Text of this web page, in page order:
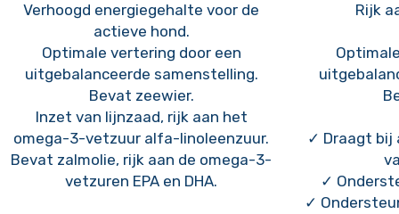
Verhoogd energiegehalte voor de
actieve hond.
Optimale vertering door een
uitgebalanceerde samenstelling.
Bevat zeewier.
Inzet van lijnzaad, rijk aan het
omega-3-vetzuur alfa-linoleenzuur.
Bevat zalmolie, rijk aan de omega-3-
vetzuren EPA en DHA.
Rijk
✓ Draagt bij
✓
✓